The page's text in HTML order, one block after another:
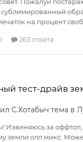
на процент
263 ответа
тест-драйв
С.Хотабыч тема в
Извиняюсь за
земли олл микс.